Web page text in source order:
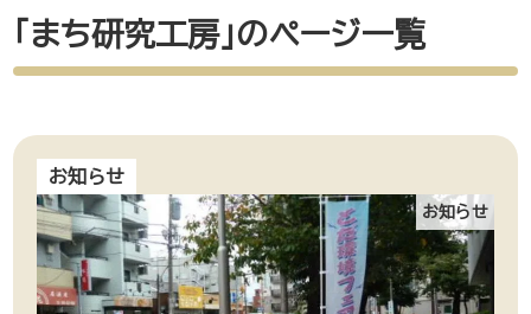
「まち研究工房」のページ一覧
お知らせ
お知らせ